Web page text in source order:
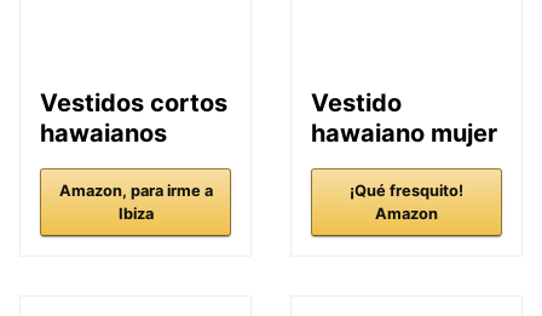
Vestidos cortos
hawaianos
Amazon, para irme a
Ibiza
Vestido
hawaiano mujer
¡Qué fresquito!
Amazon